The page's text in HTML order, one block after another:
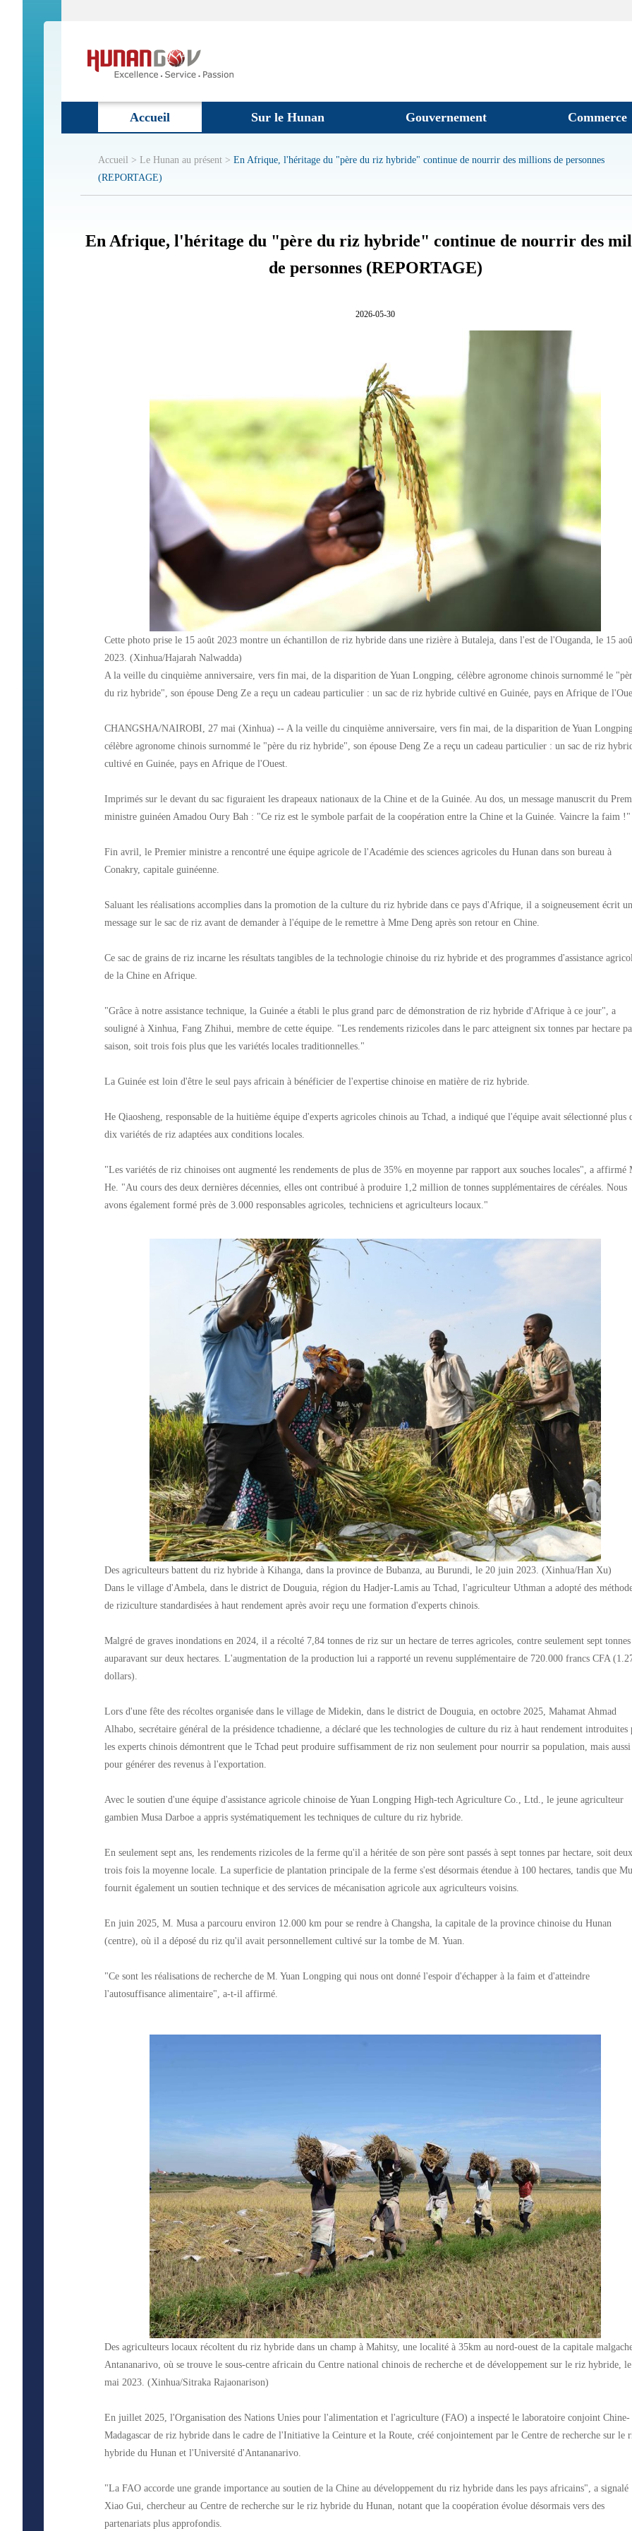
Accueil Sur le Hunan Gouvernement Commerce
Accueil > Le Hunan au présent > En Afrique, l'héritage du "père du riz hybride" continue de nourrir des millions de personnes
(REPORTAGE)
En Afrique, l'héritage du "père du riz hybride" continue de nourrir des
de personnes (REPORTAGE)
2026-05-30
Cette photo prise le 15 août 2023 montre un échantillon de riz hybride dans une rizière à Butaleja, dans l'est de l'Ouganda, le 15
2023. (Xinhua/Hajarah Nalwadda)
A la veille du cinquième anniversaire, vers fin mai, de la disparition de Yuan Longping, célèbre agronome chinois surnommé le
du riz hybride", son épouse Deng Ze a reçu un cadeau particulier : un sac de riz hybride cultivé en Guinée, pays en Afrique de
CHANGSHA/NAIROBI, 27 mai (Xinhua) -- A la veille du cinquième anniversaire, vers fin mai, de la disparition de Yuan
célèbre agronome chinois surnommé le "père du riz hybride", son épouse Deng Ze a reçu un cadeau particulier : un sac de riz
cultivé en Guinée, pays en Afrique de l'Ouest.
Imprimés sur le devant du sac figuraient les drapeaux nationaux de la Chine et de la Guinée. Au dos, un message manuscrit du
ministre guinéen Amadou Oury Bah : "Ce riz est le symbole parfait de la coopération entre la Chine et la Guinée. Vaincre la faim !"
Fin avril, le Premier ministre a rencontré une équipe agricole de l'Académie des sciences agricoles du Hunan dans son bureau à
Conakry, capitale guinéenne.
Saluant les réalisations accomplies dans la promotion de la culture du riz hybride dans ce pays d'Afrique, il a soigneusement écrit un
message sur le sac de riz avant de demander à l'équipe de le remettre à Mme Deng après son retour en Chine.
Ce sac de grains de riz incarne les résultats tangibles de la technologie chinoise du riz hybride et des programmes d'assistance
de la Chine en Afrique.
"Grâce à notre assistance technique, la Guinée a établi le plus grand parc de démonstration de riz hybride d'Afrique à ce jour", a
souligné à Xinhua, Fang Zhihui, membre de cette équipe. "Les rendements rizicoles dans le parc atteignent six tonnes par hectare
saison, soit trois fois plus que les variétés locales traditionnelles."
La Guinée est loin d'être le seul pays africain à bénéficier de l'expertise chinoise en matière de riz hybride.
He Qiaosheng, responsable de la huitième équipe d'experts agricoles chinois au Tchad, a indiqué que l'équipe avait sélectionné plus
dix variétés de riz adaptées aux conditions locales.
"Les variétés de riz chinoises ont augmenté les rendements de plus de 35% en moyenne par rapport aux souches locales", a affirmé
He. "Au cours des deux dernières décennies, elles ont contribué à produire 1,2 million de tonnes supplémentaires de céréales. Nous
avons également formé près de 3.000 responsables agricoles, techniciens et agriculteurs locaux."
Des agriculteurs battent du riz hybride à Kihanga, dans la province de Bubanza, au Burundi, le 20 juin 2023. (Xinhua/Han Xu)
Dans le village d'Ambela, dans le district de Douguia, région du Hadjer-Lamis au Tchad, l'agriculteur Uthman a adopté des
de riziculture standardisées à haut rendement après avoir reçu une formation d'experts chinois.
Malgré de graves inondations en 2024, il a récolté 7,84 tonnes de riz sur un hectare de terres agricoles, contre seulement sept tonnes
auparavant sur deux hectares. L'augmentation de la production lui a rapporté un revenu supplémentaire de 720.000 francs CFA
dollars).
Lors d'une fête des récoltes organisée dans le village de Midekin, dans le district de Douguia, en octobre 2025, Mahamat Ahmad
Alhabo, secrétaire général de la présidence tchadienne, a déclaré que les technologies de culture du riz à haut rendement introduites
les experts chinois démontrent que le Tchad peut produire suffisamment de riz non seulement pour nourrir sa population, mais aussi
pour générer des revenus à l'exportation.
Avec le soutien d'une équipe d'assistance agricole chinoise de Yuan Longping High-tech Agriculture Co., Ltd., le jeune agriculteur
gambien Musa Darboe a appris systématiquement les techniques de culture du riz hybride.
En seulement sept ans, les rendements rizicoles de la ferme qu'il a héritée de son père sont passés à sept tonnes par hectare, soit
trois fois la moyenne locale. La superficie de plantation principale de la ferme s'est désormais étendue à 100 hectares, tandis que
fournit également un soutien technique et des services de mécanisation agricole aux agriculteurs voisins.
En juin 2025, M. Musa a parcouru environ 12.000 km pour se rendre à Changsha, la capitale de la province chinoise du Hunan
(centre), où il a déposé du riz qu'il avait personnellement cultivé sur la tombe de M. Yuan.
"Ce sont les réalisations de recherche de M. Yuan Longping qui nous ont donné l'espoir d'échapper à la faim et d'atteindre
l'autosuffisance alimentaire", a-t-il affirmé.
Des agriculteurs locaux récoltent du riz hybride dans un champ à Mahitsy, une localité à 35km au nord-ouest de la capitale
Antananarivo, où se trouve le sous-centre africain du Centre national chinois de recherche et de développement sur le riz hybride,
mai 2023. (Xinhua/Sitraka Rajaonarison)
En juillet 2025, l'Organisation des Nations Unies pour l'alimentation et l'agriculture (FAO) a inspecté le laboratoire conjoint Chine-
Madagascar de riz hybride dans le cadre de l'Initiative la Ceinture et la Route, créé conjointement par le Centre de recherche sur le
hybride du Hunan et l'Université d'Antananarivo.
"La FAO accorde une grande importance au soutien de la Chine au développement du riz hybride dans les pays africains", a signalé
Xiao Gui, chercheur au Centre de recherche sur le riz hybride du Hunan, notant que la coopération évolue désormais vers des
partenariats plus approfondis.